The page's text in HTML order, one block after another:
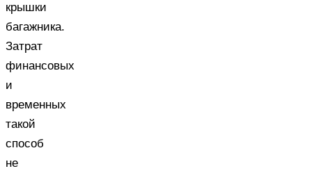
крышки
багажника.
Затрат
финансовых
и
временных
такой
способ
не